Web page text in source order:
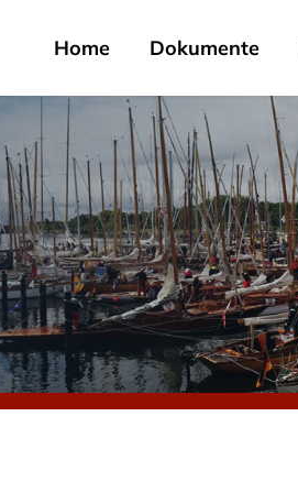
Home Dokumente